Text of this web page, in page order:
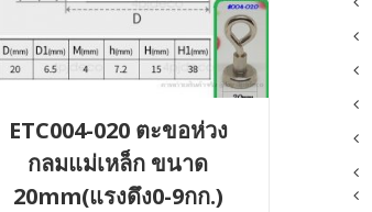
ETC004-020 ตะขอห่วง
กลมแม่เหล็ก ขนาด
20mm(แรงดึง0-9กก.)